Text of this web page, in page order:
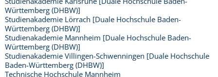
Württemberg (DHBW)]
Studienakademie Lörrach [Duale Hochschule Baden-
Württemberg (DHBW)]
Studienakademie Mannheim [Duale Hochschule Baden-
Württemberg (DHBW)]
Studienakademie Villingen-Schwenningen [Duale Hochschule
Baden-Württemberg (DHBW)]
Technische Hochschule Mannheim